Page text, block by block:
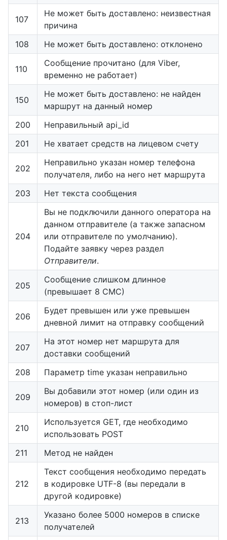
107
Не может быть доставлено: неизвестная
причина
108
Не может быть доставлено: отклонено
110
Сообщение прочитано (для Viber,
временно не работает)
150
Не может быть доставлено: не найден
маршрут на данный номер
200
Неправильный api_id
201
Не хватает средств на лицевом счету
202
Неправильно указан номер телефона
получателя, либо на него нет маршрута
203
Нет текста сообщения
204
Вы не подключили данного оператора на
данном отправителе (а также запасном
или отправителе по умолчанию).
Подайте заявку через раздел
Отправители.
205
Сообщение слишком длинное
(превышает 8 СМС)
206
Будет превышен или уже превышен
дневной лимит на отправку сообщений
207
На этот номер нет маршрута для
доставки сообщений
208
Параметр time указан неправильно
209
Вы добавили этот номер (или один из
номеров) в стоп-лист
210
Используется GET, где необходимо
использовать POST
211
Метод не найден
212
Текст сообщения необходимо передать
в кодировке UTF-8 (вы передали в
другой кодировке)
213
Указано более 5000 номеров в списке
получателей